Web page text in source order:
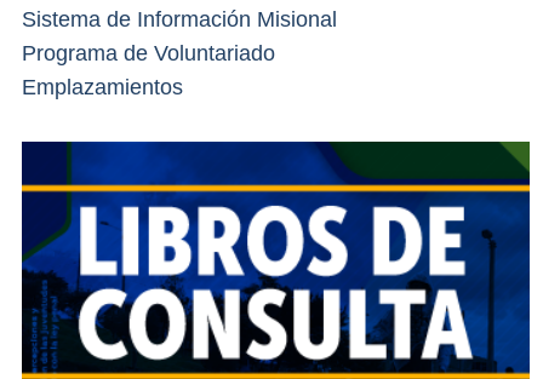
Sistema de Información Misional
Programa de Voluntariado
Emplazamientos